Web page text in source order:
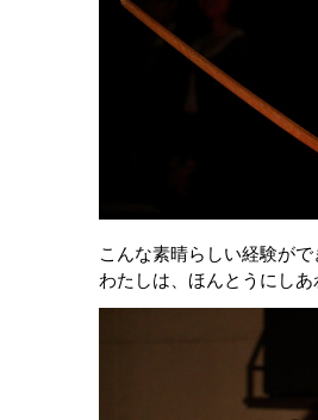
こんな素晴らしい経験がで
わたしは、ほんとうにし